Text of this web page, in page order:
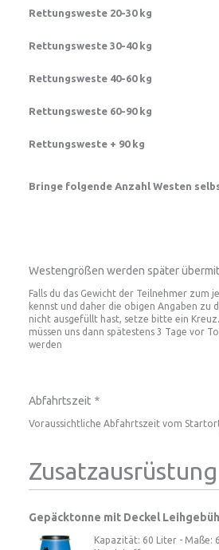
Rettungsweste 20-30 kg
Rettungsweste 30-40 kg
Rettungsweste 40-60 kg
Rettungsweste 60-90 kg
Rettungsweste + 90 kg
Bringe folgende Anzahl Westen
Westengrößen werden später
Falls du das Gewicht der Teilnehmer zum
kennst und daher die obigen Angaben zu
nicht ausgefüllt hast, setze bitte ein
müssen uns dann spätestens 3 Tage vor
werden
Abfahrtszeit *
Voraussichtliche Abfahrtszeit vom
Zusatzausrüstung
Gepäcktonne mit Deckel
Kapazität: 60 Liter - Maße: